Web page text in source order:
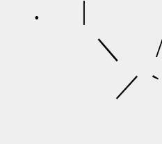
. |
＼ /( [
／｀ー